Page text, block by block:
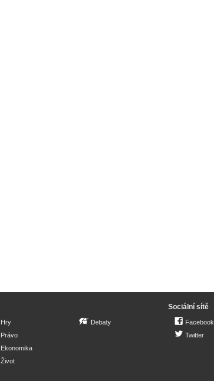
Hry
Právo
Ekonomika
Život
Debaty
Sociální sítě
Facebook
Twitter